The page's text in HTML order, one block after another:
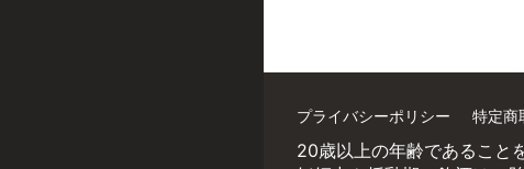
プライバシーポリシー 特定商
20歳以上の年齢であること